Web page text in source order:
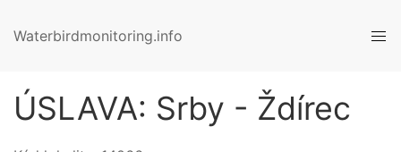
Waterbirdmonitoring.info
ÚSLAVA: Srby - Ždírec